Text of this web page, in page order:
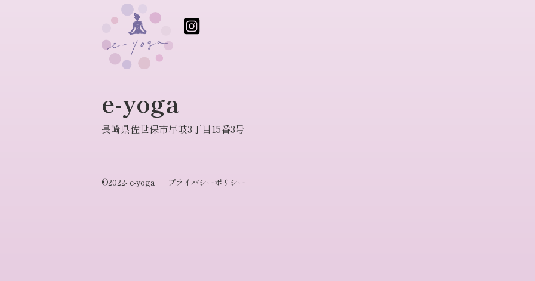
e-yoga
長崎県佐世保市早岐3丁目15番3号
©2022- e-yoga プライバシーポリシー